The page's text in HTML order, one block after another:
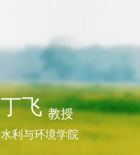
丁飞教授
水利与环境学院